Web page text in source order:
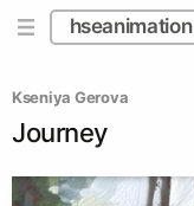
hseanimation
Kseniya Gerova
Journey